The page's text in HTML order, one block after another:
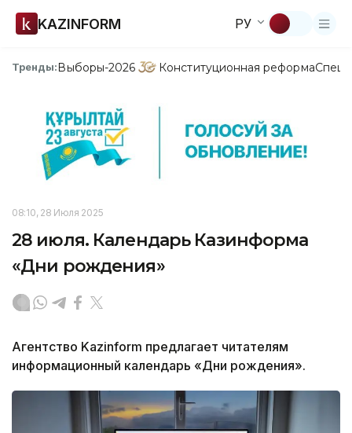
KAZINFORM РУ
Тренды:Выборы-2026 Конституционная реформа
08:10, 28 Июля 2025
28 июля. Календарь Казинформа
«Дни рождения»
Агентство Kazinform предлагает читателям
информационный календарь «Дни рождения».